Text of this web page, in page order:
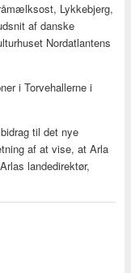
Lykkebjerg,
af danske
Nordatlantens
i Torvehallerne i
til det nye
af at vise, at Arla
landedirektør,